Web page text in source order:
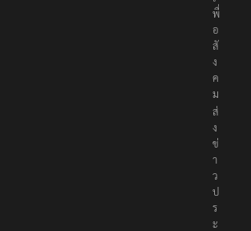
เ
พื่
อ
สั
ง
ค
ม
ส่
ง
ข่
า
ว
ป
ร